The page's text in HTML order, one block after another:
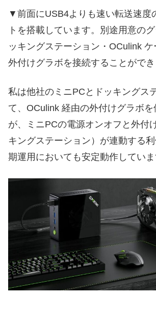
▼前面にUSB4よりも速い転送速度
トを搭載しています。別途用意の
ッキングステーション・OCulink ケ
外付けグラボを接続することができ
私は他社のミニPCとドッキングス
て、OCulink 経由の外付けグラボ
が、ミニPCの電源オンオフと外付
キングステーション）が連動する
期運用においても安定動作していま